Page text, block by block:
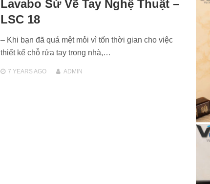
Lavabo Sứ Vẽ Tay Nghệ Thuật –
LSC 18
– Khi bạn đã quá mệt mỏi vì tốn thời gian cho việc
thiết kế chỗ rửa tay trong nhà,…
7 YEARSAGO ADMIN